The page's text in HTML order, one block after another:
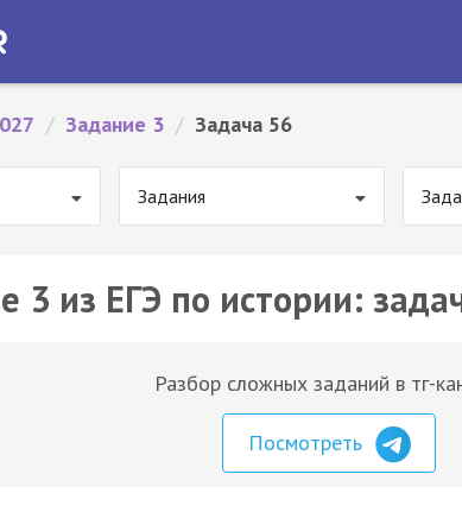
/ Задание 3 / Задача 56
Задания
3 из ЕГЭ по истории:
Разбор сложных заданий в тг-
Посмотреть